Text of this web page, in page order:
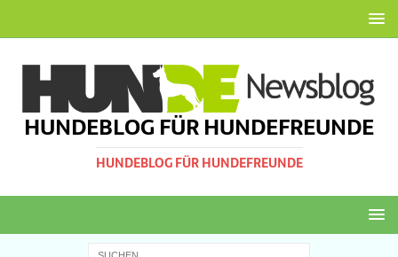
HUNDEBLOG FÜR HUNDEFREUNDE
HUNDEBLOG FÜR HUNDEFREUNDE